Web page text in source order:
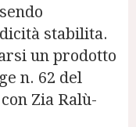
stabilita.
un prodotto
n. 62 del
Zia Ralù-